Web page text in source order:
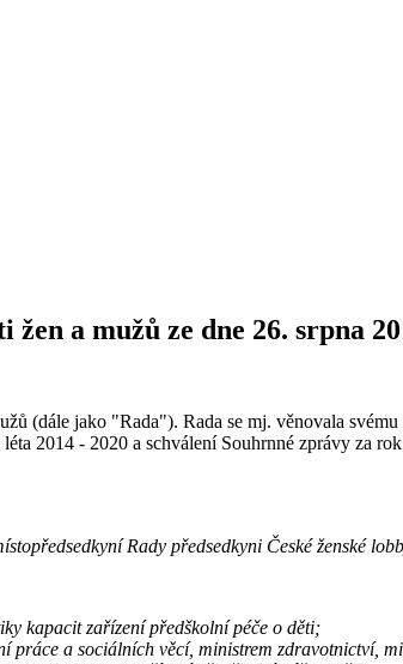
a mužů ze dne 26. srpna
(dále jako "Rada"). Rada se mj. věnovala
2014 - 2020 a schválení Souhrnné zprávy za
Rady předsedkyni České ženské
kapacit zařízení předškolní péče o děti;
práce a sociálních věcí, ministrem zdravotnictví,